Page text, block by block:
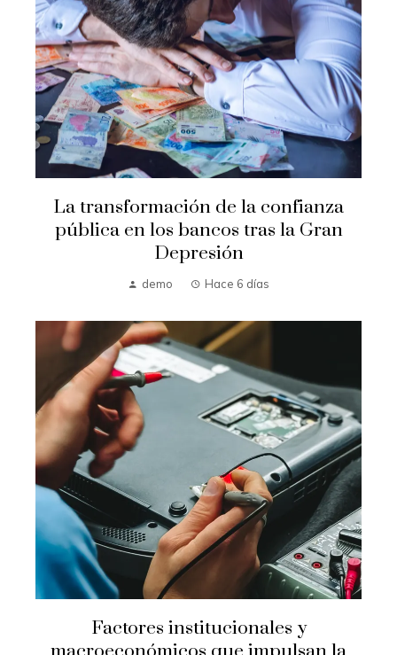
La transformación de la confianza
pública en los bancos tras la Gran
Depresión
demo Hace 6 días
Factores institucionales y